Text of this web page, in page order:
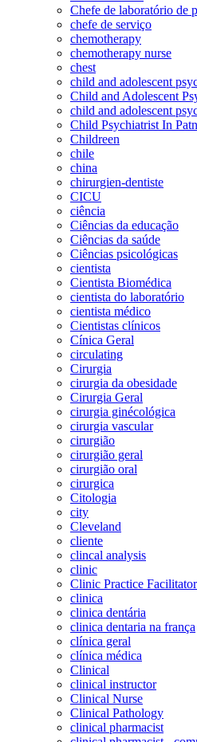
Chefe de laboratório de
chefe de serviço
chemotherapy
chemotherapy nurse
chest
child and adolescent
Child and Adolescent
child and adolescent
Child Psychiatrist In
Childreen
chile
china
chirurgien-dentiste
CICU
ciência
Ciências da educação
Ciências da saúde
Ciências psicológicas
cientista
Cientista Biomédica
cientista do laboratório
cientista médico
Cientistas clínicos
Cínica Geral
circulating
Cirurgia
cirurgia da obesidade
Cirurgia Geral
cirurgia ginécológica
cirurgia vascular
cirurgião
cirurgião geral
cirurgião oral
cirurgica
Citologia
city
Cleveland
cliente
clincal analysis
clinic
Clinic Practice
clinica
clinica dentária
clinica dentaria na frança
clínica geral
clínica médica
Clinical
clinical instructor
Clinical Nurse
Clinical Pathology
clinical pharmacist